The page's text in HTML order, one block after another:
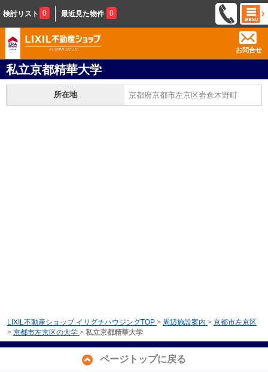
検討リスト 0 最近見た物件 0
お問合せ
私立京都精華大学
所在地 京都府京都市左京区岩倉木野町
LIXIL不動産ショップ イリグチハウジングTOP > 周辺施設案内 > 京都市左京区
> 京都市左京区の大学 > 私立京都精華大学
ページトップに戻る